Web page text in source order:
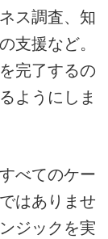
ス調査、知
支援など。
完了するの
ようにしま
べてのケー
はありませ
ジックを実